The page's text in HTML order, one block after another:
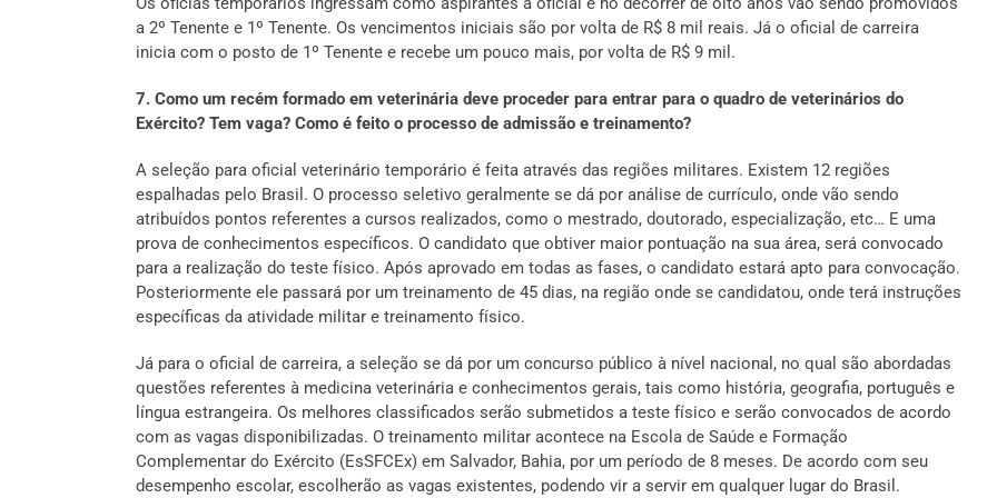
a 2º Tenente e 1º Tenente. Os vencimentos iniciais são por volta de R$ 8 mil reais. Já o oficial de carreira
inicia com o posto de 1º Tenente e recebe um pouco mais, por volta de R$ 9 mil.
7. Como um recém formado em veterinária deve proceder para entrar para o quadro de veterinários do
Exército? Tem vaga? Como é feito o processo de admissão e treinamento?
A seleção para oficial veterinário temporário é feita através das regiões militares. Existem 12 regiões
espalhadas pelo Brasil. O processo seletivo geralmente se dá por análise de currículo, onde vão sendo
atribuídos pontos referentes a cursos realizados, como o mestrado, doutorado, especialização, etc… E uma
prova de conhecimentos específicos. O candidato que obtiver maior pontuação na sua área, será convocado
para a realização do teste físico. Após aprovado em todas as fases, o candidato estará apto para convocação.
Posteriormente ele passará por um treinamento de 45 dias, na região onde se candidatou, onde terá instruções
específicas da atividade militar e treinamento físico.
Já para o oficial de carreira, a seleção se dá por um concurso público à nível nacional, no qual são abordadas
questões referentes à medicina veterinária e conhecimentos gerais, tais como história, geografia, português e
língua estrangeira. Os melhores classificados serão submetidos a teste físico e serão convocados de acordo
com as vagas disponibilizadas. O treinamento militar acontece na Escola de Saúde e Formação
Complementar do Exército (EsSFCEx) em Salvador, Bahia, por um período de 8 meses. De acordo com seu
desempenho escolar, escolherão as vagas existentes, podendo vir a servir em qualquer lugar do Brasil.